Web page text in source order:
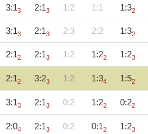
3:13 2:13 1:2 1:1 1:32
3:13 2:13 2:3 2:2 1:32
2:12 2:13 1:2 1:22 1:23
2:12 3:23 1:2 1:34 1:52
3:13 2:13 0:2 1:22 0:22
2:04 2:13 0:2 0:12 1:23